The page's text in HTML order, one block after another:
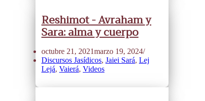
Reshimot - Avraham y
Sara: alma y cuerpo
octubre 21, 2021marzo 19, 2024
Discursos Jasídicos, Jaiei Sará, Lej
Lejá, Vaierá, Videos